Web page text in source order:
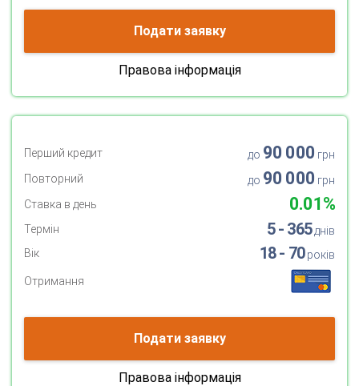
Подати заявку
Правова інформація
Перший кредит до 90 000 грн
Повторний
до 90 000 грн
Ставка в день
0.01%
Термін 5 - 365днів
Вік
18 - 70років
Отримання
Подати заявку
Правова інформація